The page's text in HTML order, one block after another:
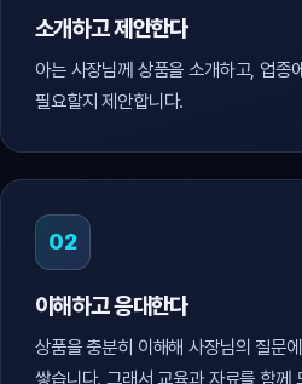
소개하고 제안한다
아는 사장님께 상품을 소개하고, 업종
필요할지 제안합니다.
02
이해하고 응대한다
상품을 충분히 이해해 사장님의 질문
쌓습니다. 그래서 교육과 자료를 함께